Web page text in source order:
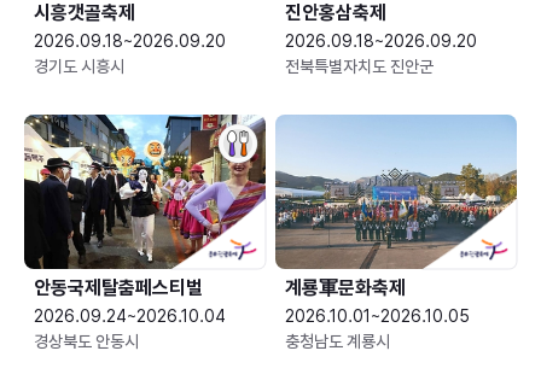
시흥갯골축제
2026.09.18~2026.09.20
경기도 시흥시
진안홍삼축제
2026.09.18~2026.09.20
전북특별자치도 진안군
안동국제탈춤페스티벌
2026.09.24~2026.10.04
경상북도 안동시
2026.10.01~2026.10.05
충청남도 계룡시